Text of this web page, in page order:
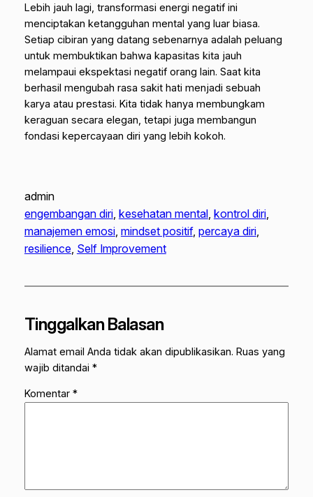
Lebih jauh lagi, transformasi energi negatif ini
menciptakan ketangguhan mental yang luar biasa.
Setiap cibiran yang datang sebenarnya adalah peluang
untuk membuktikan bahwa kapasitas kita jauh
melampaui ekspektasi negatif orang lain. Saat kita
berhasil mengubah rasa sakit hati menjadi sebuah
karya atau prestasi. Kita tidak hanya membungkam
keraguan secara elegan, tetapi juga membangun
fondasi kepercayaan diri yang lebih kokoh.
admin
engembangan diri, kesehatan mental, kontrol diri
manajemen emosi, mindset positif, percaya diri
resilience, Self Improvement
Tinggalkan Balasan
Alamat email Anda tidak akan dipublikasikan. Ruas yang
wajib ditandai *
Komentar *